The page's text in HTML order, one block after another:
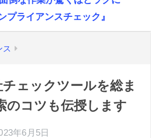
プライアンスチェック』
ス
ェックツールを総ま
のコツも伝授します
年6月5日